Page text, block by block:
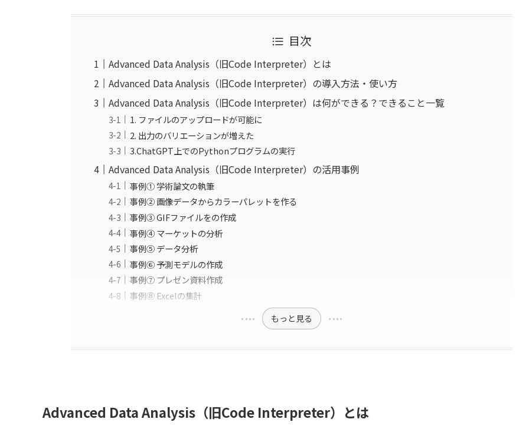
目次
Advanced Data Analysis（旧Code Interpreter）とは
Advanced Data Analysis（旧Code Interpreter）の導入方法・使い方
Advanced Data Analysis（旧Code Interpreter）は何ができる？できること一覧
1. ファイルのアップロードが可能に
2. 出力のバリエーションが増えた
3.ChatGPT上でのPythonプログラムの実行
Advanced Data Analysis（旧Code Interpreter）の活用事例
事例① 学術論文の執筆
事例② 画像データからカラーパレットを作る
事例③ GIFファイルをの作成
事例④ マーケットの分析
事例⑤ データ分析
事例⑥ 予測モデルの作成
事例⑦ プレゼン資料作成
事例⑧ Excelの集計
もっと見る
Advanced Data Analysis（旧Code Interpreter）とは